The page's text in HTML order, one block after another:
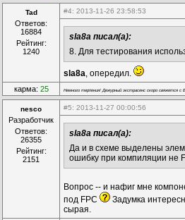
Tad
Ответов:
16884
Рейтинг:
1240
#4: 2013-11-26 23:58:53
sla8a писал(а):
8. Для тестирования
sla8a, опередил.
карма: 25 Немного терпения! Дежурный экстрасенс скоро свяжется с
nesco
Разработчик
Ответов:
26355
Рейтинг:
2151
#5: 2013-11-27 00:00:56
sla8a писал(а):
Да и в схеме выделены
ошибку при компиляции не
Вопрос -- и нафиг мне
под FPC
Задумка
сырая.